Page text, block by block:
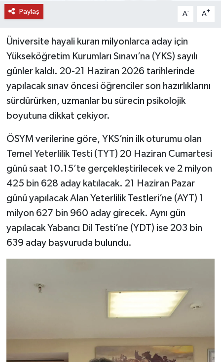
Paylaş A- A+
Üniversite hayali kuran milyonlarca aday için
Yükseköğretim Kurumları Sınavı’na (YKS) sayılı
günler kaldı. 20-21 Haziran 2026 tarihlerinde
yapılacak sınav öncesi öğrenciler son hazırlıklarını
sürdürürken, uzmanlar bu sürecin psikolojik
boyutuna dikkat çekiyor.
ÖSYM verilerine göre, YKS’nin ilk oturumu olan
Temel Yeterlilik Testi (TYT) 20 Haziran Cumartesi
günü saat 10.15’te gerçekleştirilecek ve 2 milyon
425 bin 628 aday katılacak. 21 Haziran Pazar
günü yapılacak Alan Yeterlilik Testleri’ne (AYT) 1
milyon 627 bin 960 aday girecek. Aynı gün
yapılacak Yabancı Dil Testi’ne (YDT) ise 203 bin
639 aday başvuruda bulundu.
RÖPORTAJ
YAZARLAR
RESMİ İLAN
MAGAZİN